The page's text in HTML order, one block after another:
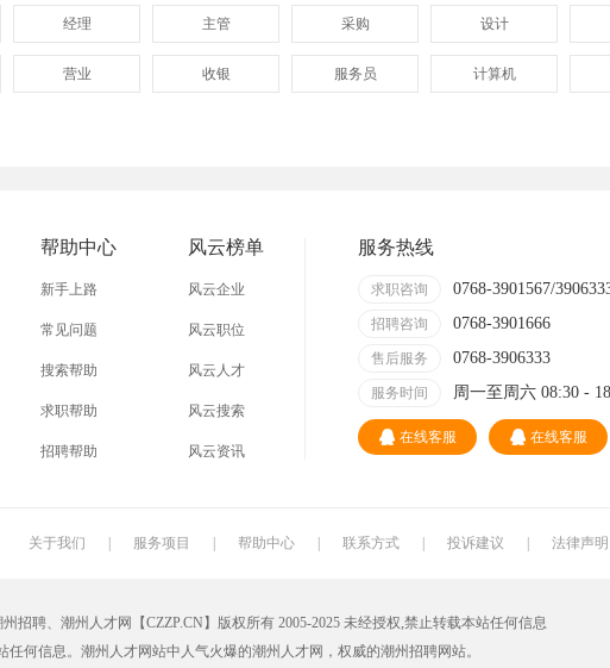
经理 主管 采购 设计
营业 收银 服务员 计算机
帮助中心
新手上路
常见问题
搜索帮助
求职帮助
招聘帮助
风云榜单
风云企业
风云职位
风云人才
风云搜索
风云资讯
服务热线
求职咨询 0768-3901567/
招聘咨询 0768-3901666
售后服务 0768-3906333
服务时间 周一至周六 08:30 -
在线客服 在线客服
关于我们 服务项目 帮助中心 联系方式 投诉建议 法律声明
聘、潮州人才网【CZZP.CN】版权所有 2005-2025 未经授权,禁止转载本站任何信息
何信息。潮州人才网站中人气火爆的潮州人才网，权威的潮州招聘网站。